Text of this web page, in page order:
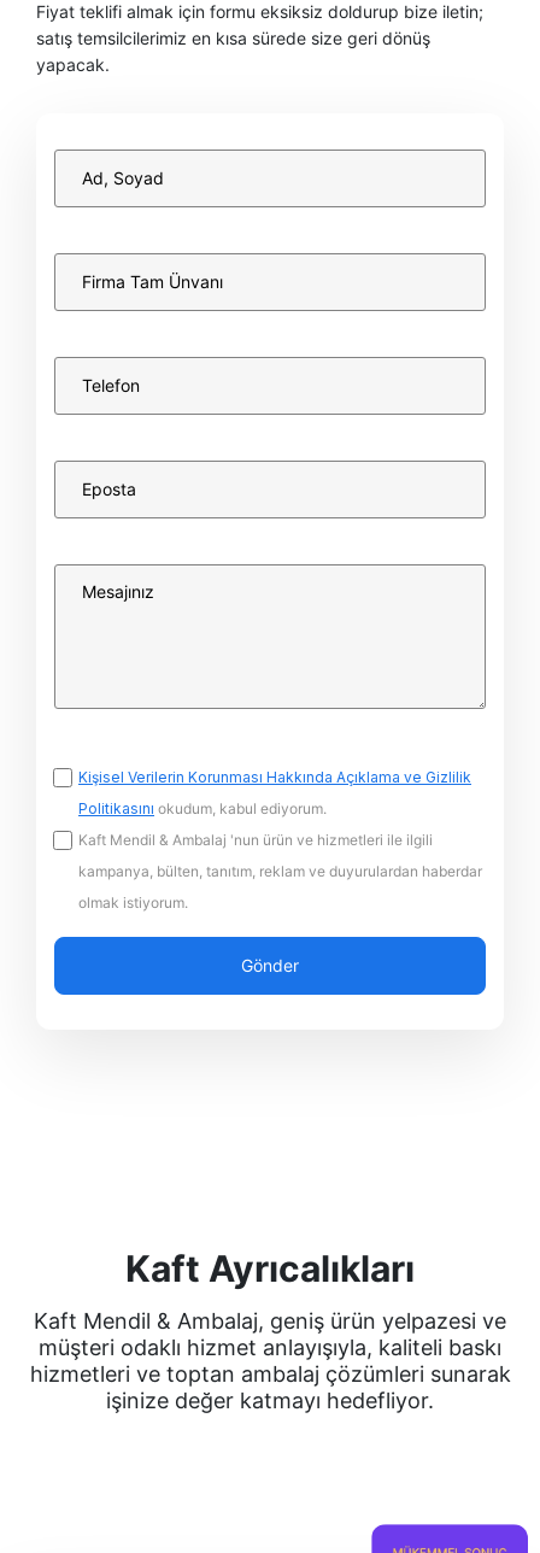
Fiyat teklifi almak için formu eksiksiz doldurup bize iletin;
satış temsilcilerimiz en kısa sürede size geri dönüş
yapacak.
Kişisel Verilerin Korunması Hakkında Açıklama ve Gizlilik
Politikasını okudum, kabul ediyorum.
Kaft Mendil & Ambalaj 'nun ürün ve hizmetleri ile ilgili
kampanya, bülten, tanıtım, reklam ve duyurulardan haberdar
olmak istiyorum.
Kaft Ayrıcalıkları
Kaft Mendil & Ambalaj, geniş ürün yelpazesi ve
müşteri odaklı hizmet anlayışıyla, kaliteli baskı
hizmetleri ve toptan ambalaj çözümleri sunarak
işinize değer katmayı hedefliyor.